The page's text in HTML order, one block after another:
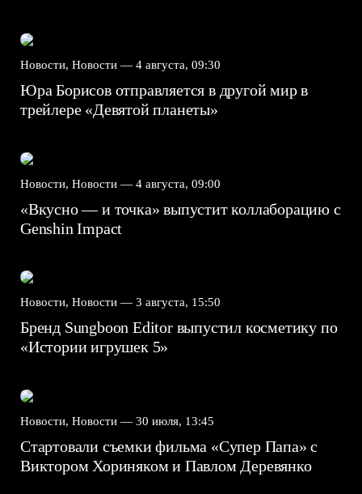
Новости, Новости — 4 августа, 09:30
Юра Борисов отправляется в другой мир в
трейлере «Девятой планеты»
Новости, Новости — 4 августа, 09:00
«Вкусно — и точка» выпустит коллаборацию с
Genshin Impact⁠⁠
Новости, Новости — 3 августа, 15:50
Бренд Sungboon Editor выпустил косметику по
«Истории игрушек 5»
Новости, Новости — 30 июля, 13:45
Стартовали съемки фильма «Супер Папа» с
Виктором Хориняком и Павлом Деревянко